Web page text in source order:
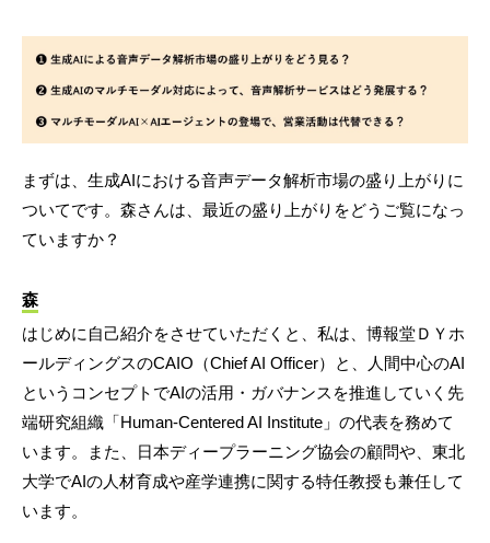
まずは、生成AIにおける音声データ解析市場の盛り上がりに
ついてです。森さんは、最近の盛り上がりをどうご覧になっ
ていますか？
森
はじめに自己紹介をさせていただくと、私は、博報堂ＤＹホ
ールディングスのCAIO（Chief AI Officer）と、人間中心のAI
というコンセプトでAIの活用・ガバナンスを推進していく先
端研究組織「Human-Centered AI Institute」の代表を務めて
います。また、日本ディープラーニング協会の顧問や、東北
大学でAIの人材育成や産学連携に関する特任教授も兼任して
います。